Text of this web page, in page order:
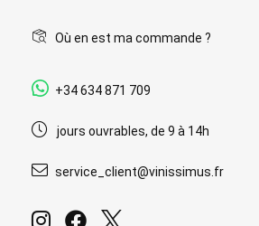
Où en est ma commande ?
+34 634 871 709
jours ouvrables, de 9 à 14h
service_client@vinissimus.fr